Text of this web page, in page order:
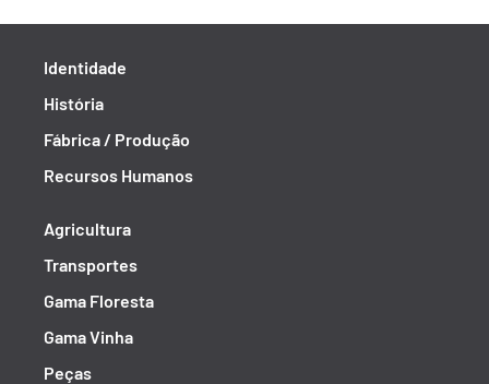
Identidade
História
Fábrica / Produção
Recursos Humanos
Agricultura
Transportes
Gama Floresta
Gama Vinha
Peças